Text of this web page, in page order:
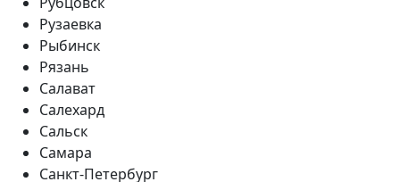
Рузаевка
Рыбинск
Рязань
Салават
Салехард
Сальск
Самара
Санкт-Петербург